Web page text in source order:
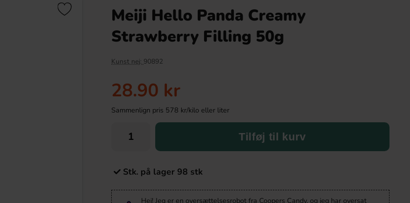
Meiji Hello Panda Creamy
Strawberry Filling 50g
Kunst nej: 90892
28.90 kr
Sammenlign pris 578 kr/kilo eller liter
Tilføj til kurv
Stk. på lager 98 stk
Hej! Jeg er en oversættelsesrobot fra Coopers Candy, og jeg har oversat